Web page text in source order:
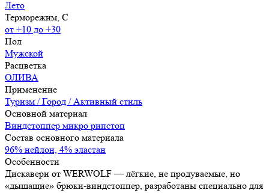
Лето
Терморежим, C
от +10 до +30
Пол
Мужской
Расцветка
ОЛИВА
Применение
Туризм / Город / Активный стиль
Основной материал
Виндстоппер микро рипстоп
Состав основного материала
96% нейлон, 4% эластан
Особенности
Дискавери от WERWOLF — лёгкие, не продуваемые, но
«дышащие» брюки-виндстоппер, разработаны специально для